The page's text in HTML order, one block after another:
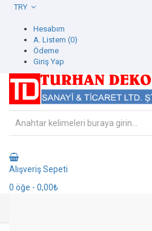
Hesabım
A. Listem (0)
Ödeme
Giriş Yap
Alışveriş Sepeti
0 öğe - 0,00₺